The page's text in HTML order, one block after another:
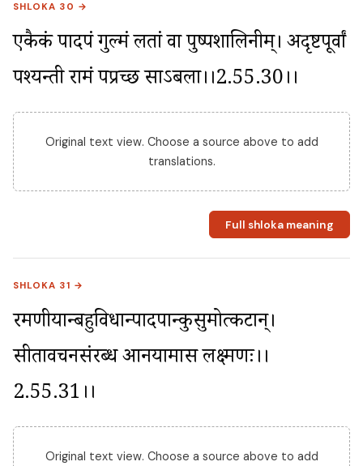
SHLOKA 30 →
एकैकं पादपं गुल्मं लतां वा पुष्पशालिनीम्। अदृष्टपूर्वां
पश्यन्ती रामं पप्रच्छ साऽबला।।2.55.30।।
Original text view. Choose a source above to add
translations.
Full shloka meaning
SHLOKA 31 →
रमणीयान्बहुविधान्पादपान्कुसुमोत्कटान्।
सीतावचनसंरब्ध आनयामास लक्ष्मणः।।
2.55.31।।
Original text view. Choose a source above to add